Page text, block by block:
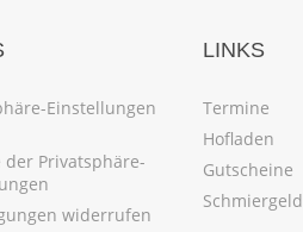
Einstellungen
der Privatsphäre-
widerrufen
LINKS
Termine
Hofladen
Gutscheine
Schmiergeld